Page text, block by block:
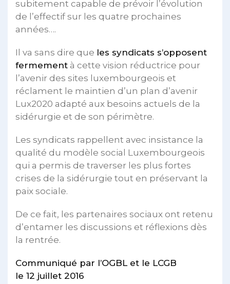
subitement capable de prévoir l’évolution
de l’effectif sur les quatre prochaines
années….
Il va sans dire que les syndicats s’opposent
fermement à cette vision réductrice pour
l’avenir des sites luxembourgeois et
réclament le maintien d’un plan d’avenir
Lux2020 adapté aux besoins actuels de la
sidérurgie et de son périmètre.
Les syndicats rappellent avec insistance la
qualité du modèle social Luxembourgeois
qui a permis de traverser les plus fortes
crises de la sidérurgie tout en préservant la
paix sociale.
De ce fait, les partenaires sociaux ont retenu
d’entamer les discussions et réflexions dès
la rentrée.
Communiqué par l’OGBL et le LCGB
le 12 juillet 2016